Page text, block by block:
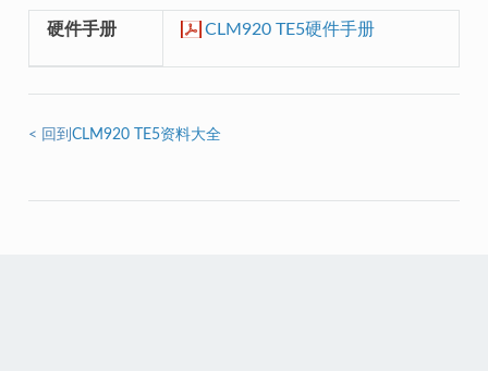
硬件手册 CLM920 TE5硬件手册
< 回到 CLM920 TE5资料大全